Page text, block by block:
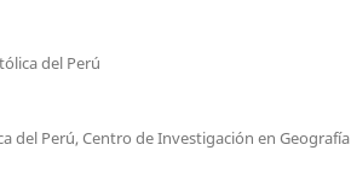
del Perú
del Perú, Centro de Investigación en Geografía